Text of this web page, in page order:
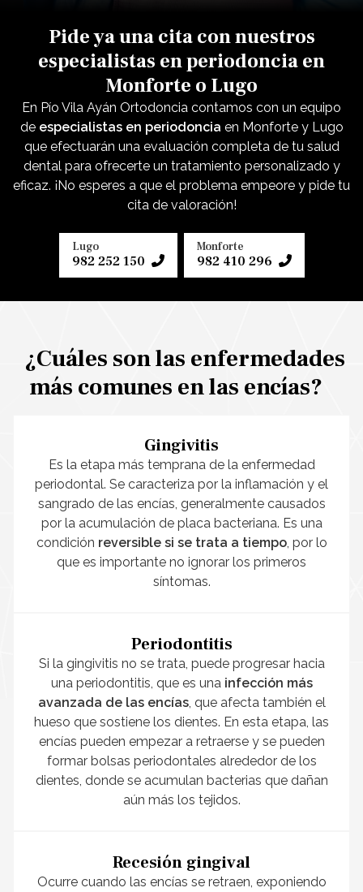
Pide ya una cita con nuestros
especialistas en periodoncia en
Monforte o Lugo
En Pío Vila Ayán Ortodoncia contamos con un equipo
de especialistas en periodoncia en Monforte y Lugo
que efectuarán una evaluación completa de tu salud
dental para ofrecerte un tratamiento personalizado y
eficaz. ¡No esperes a que el problema empeore y pide tu
cita de valoración!
Lugo
982 252 150
Monforte
982 410 296
¿Cuáles son las enfermedades
más comunes en las encías?
Gingivitis
Es la etapa más temprana de la enfermedad
periodontal. Se caracteriza por la inflamación y el
sangrado de las encías, generalmente causados
por la acumulación de placa bacteriana. Es una
condición reversible si se trata a tiempo, por lo
que es importante no ignorar los primeros
síntomas.
Periodontitis
Si la gingivitis no se trata, puede progresar hacia
una periodontitis, que es una infección más
avanzada de las encías, que afecta también el
hueso que sostiene los dientes. En esta etapa, las
encías pueden empezar a retraerse y se pueden
formar bolsas periodontales alrededor de los
dientes, donde se acumulan bacterias que dañan
aún más los tejidos.
Recesión gingival
Ocurre cuando las encías se retraen, exponiendo